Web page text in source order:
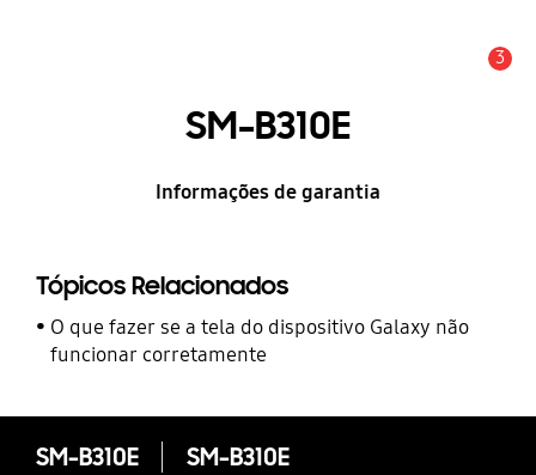
3
SM-B310E
Informações de garantia
Tópicos Relacionados
O que fazer se a tela do dispositivo Galaxy não
funcionar corretamente
SM-B310E SM-B310E